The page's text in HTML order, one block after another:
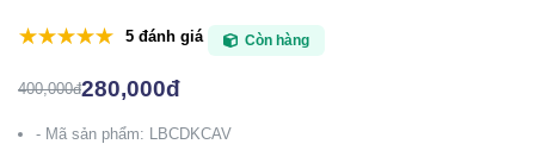
5 đánh giá Còn hàng
400,000đ280,000đ
- Mã sản phẩm: LBCDKCAV